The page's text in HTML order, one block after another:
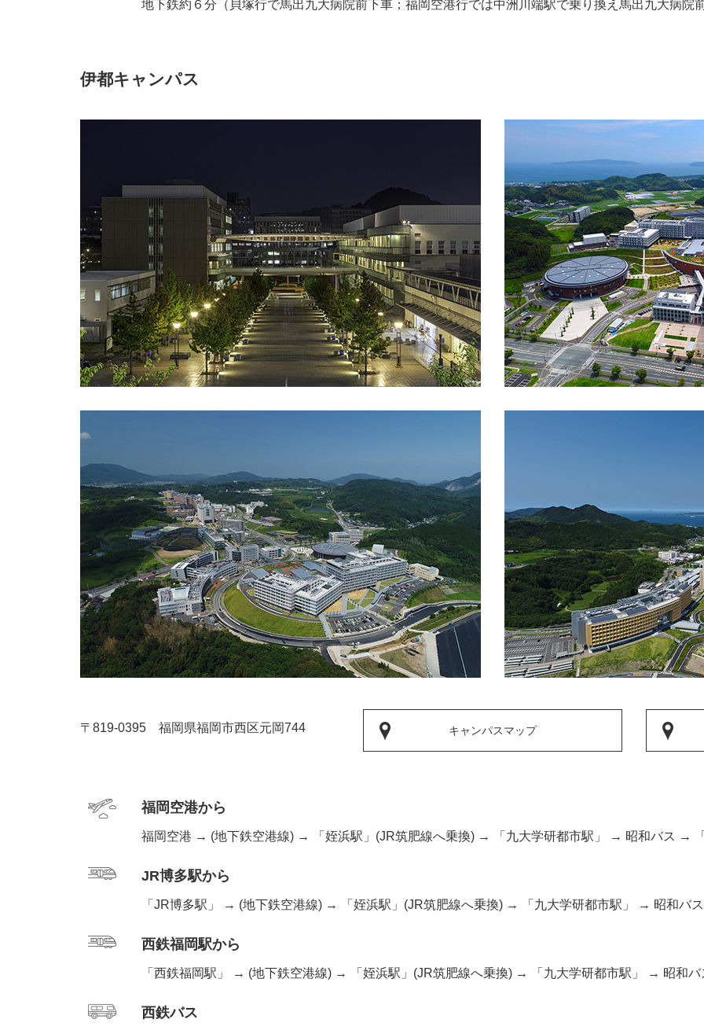
地下鉄約６分（貝塚行で馬出九大病院前下車；福岡空港行では中洲川端駅で乗り換え馬出九大病院
伊都キャンパス
〒819-0395 福岡県福岡市西区元岡744 キャンパスマップ
福岡空港から
福岡空港 → (地下鉄空港線) → 「姪浜駅」(JR筑肥線へ乗換) → 「九大学研都市駅」 → 昭和バス →
JR博多駅から
「JR博多駅」 → (地下鉄空港線) → 「姪浜駅」(JR筑肥線へ乗換) → 「九大学研都市駅」 → 昭和バ
西鉄福岡駅から
「西鉄福岡駅」 → (地下鉄空港線) → 「姪浜駅」(JR筑肥線へ乗換) → 「九大学研都市駅」 → 昭和
西鉄バス